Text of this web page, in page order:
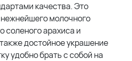
качества. Это
молочного
соленого арахиса и
достойное украшение
удобно брать с собой на